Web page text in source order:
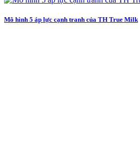
Mô hình 5 áp lực cạnh tranh của TH True Milk